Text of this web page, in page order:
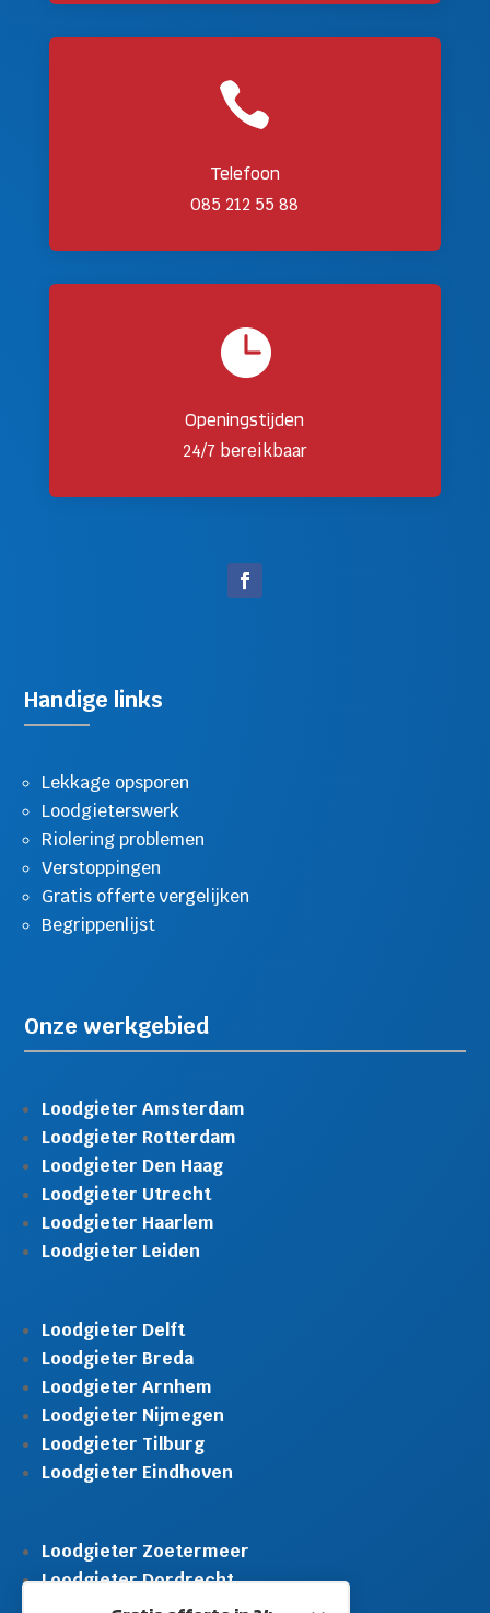

Telefoon
085 212 55 88

Openingstijden
24/7 bereikbaar
Handige links
Lekkage opsporen
Loodgieterswerk
Riolering problemen
Verstoppingen
Gratis offerte vergelijken
Begrippenlijst
Onze werkgebied
Loodgieter Amsterdam
Loodgieter Rotterdam
Loodgieter Den Haag
Loodgieter Utrecht
Loodgieter Haarlem
Loodgieter Leiden
Loodgieter Delft
Loodgieter Breda
Loodgieter Arnhem
Loodgieter Nijmegen
Loodgieter Tilburg
Loodgieter Eindhoven
Loodgieter Zoetermeer
Loodgieter Dordrecht
Loodgieter Rijswijk